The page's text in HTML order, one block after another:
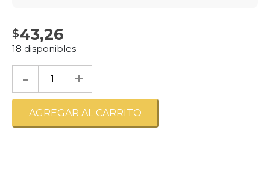
43,26
18 disponibles
- +
AGREGAR AL CARRITO